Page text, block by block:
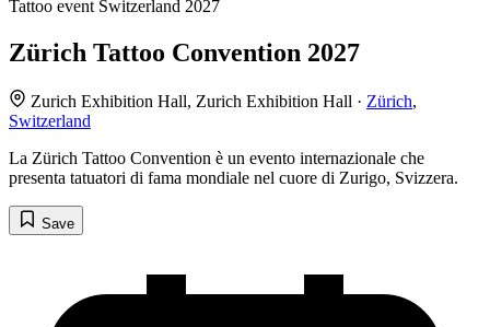
Tattoo event Switzerland 2027
Zürich Tattoo Convention 2027
Zurich Exhibition Hall, Zurich Exhibition Hall · Zürich,
Switzerland
La Zürich Tattoo Convention è un evento internazionale che
presenta tatuatori di fama mondiale nel cuore di Zurigo, Svizzera.
Save